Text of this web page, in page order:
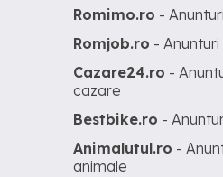
Romimo.ro -
Romjob.ro -
Cazare24.ro -
cazare
Bestbike.ro -
Animalutul.ro -
animale